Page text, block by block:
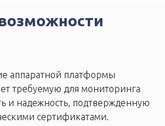
аппаратной платформы
требуемую для мониторинга
и надежность, подтвержденную
сертификатами.